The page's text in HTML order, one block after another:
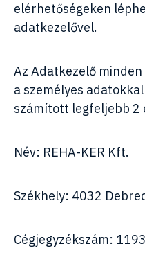
elérhetőségeken
adatkezelővel.
Az Adatkezelő
a személyes
számított legfeljebb 2
Név: REHA-KER Kft.
Székhely: 4032
Cégjegyzékszám: